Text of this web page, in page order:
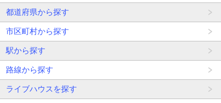
都道府県から探す
市区町村から探す
駅から探す
路線から探す
ライブハウスを探す